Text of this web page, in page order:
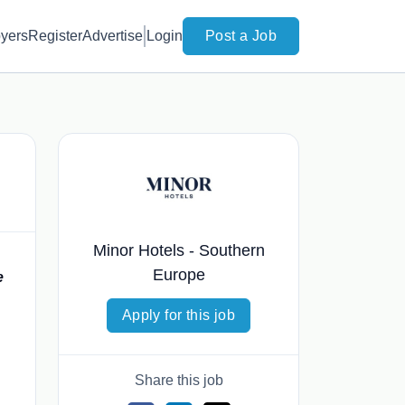
RegisterAdvertise Login Post a Job
Minor Hotels - Southern
Europe
Apply for this job
Share this job